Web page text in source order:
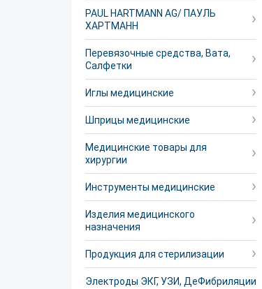
PAUL HARTMANN AG/ ПАУЛЬ
ХАРТМАНН
Перевязочные средства, Вата,
Салфетки
Иглы медицинские
Шприцы медицинские
Медицинские товары для
хирургии
Инструменты медицинские
Изделия медицинского
назначения
Продукция для стерилизации
Электроды ЭКГ, УЗИ, ДеФибриляции